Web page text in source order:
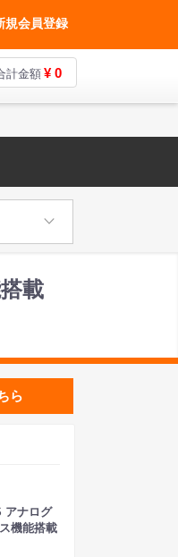
規会員登録
計金額 ¥ 0
載
ら
アナログ
機能搭載